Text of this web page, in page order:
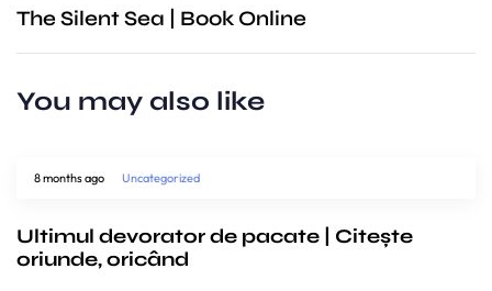
The Silent Sea | Book Online
You may also like
8 months ago Uncategorized
Ultimul devorator de pacate | Citește
oriunde, oricând